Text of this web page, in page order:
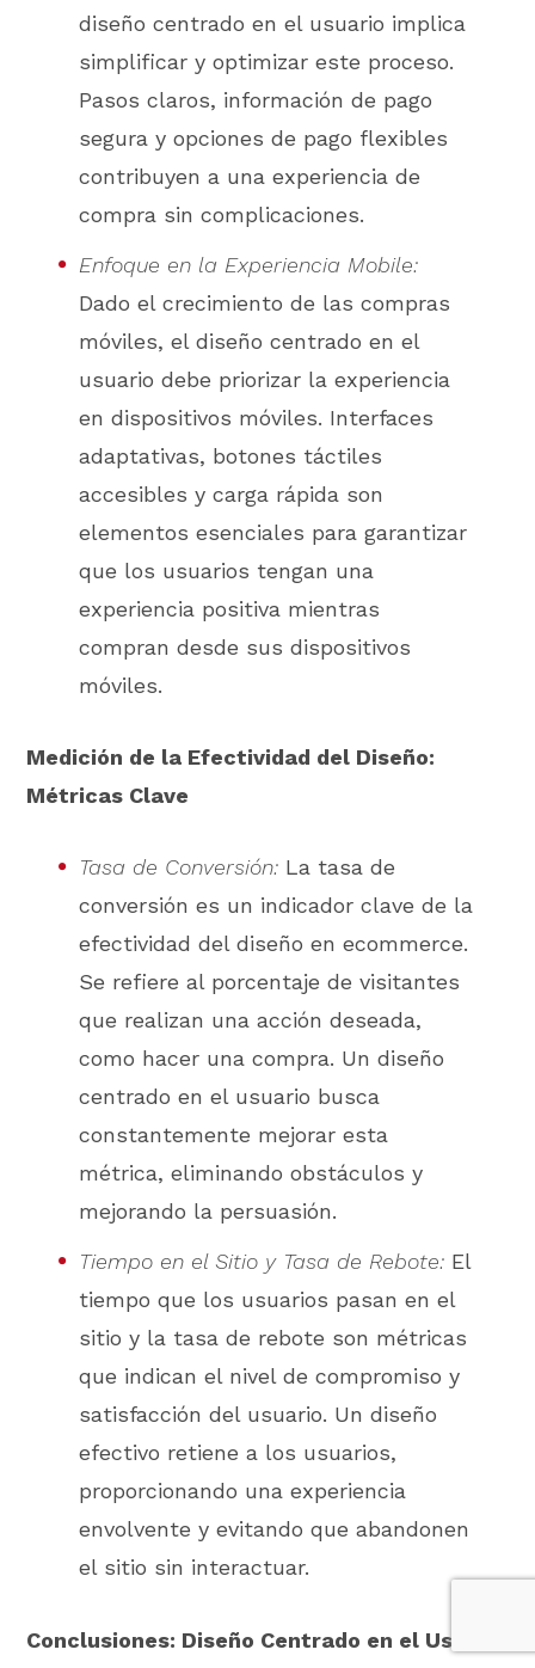
diseño centrado en el usuario implica
simplificar y optimizar este proceso.
Pasos claros, información de pago
segura y opciones de pago flexibles
contribuyen a una experiencia de
compra sin complicaciones.
Enfoque en la Experiencia Mobile:
Dado el crecimiento de las compras
móviles, el diseño centrado en el
usuario debe priorizar la experiencia
en dispositivos móviles. Interfaces
adaptativas, botones táctiles
accesibles y carga rápida son
elementos esenciales para garantizar
que los usuarios tengan una
experiencia positiva mientras
compran desde sus dispositivos
móviles.
Medición de la Efectividad del Diseño:
Métricas Clave
Tasa de Conversión: La tasa de
conversión es un indicador clave de la
efectividad del diseño en ecommerce.
Se refiere al porcentaje de visitantes
que realizan una acción deseada,
como hacer una compra. Un diseño
centrado en el usuario busca
constantemente mejorar esta
métrica, eliminando obstáculos y
mejorando la persuasión.
Tiempo en el Sitio y Tasa de Rebote: El
tiempo que los usuarios pasan en el
sitio y la tasa de rebote son métricas
que indican el nivel de compromiso y
satisfacción del usuario. Un diseño
efectivo retiene a los usuarios,
proporcionando una experiencia
envolvente y evitando que abandonen
el sitio sin interactuar.
Conclusiones: Diseño Centrado en el Usuario